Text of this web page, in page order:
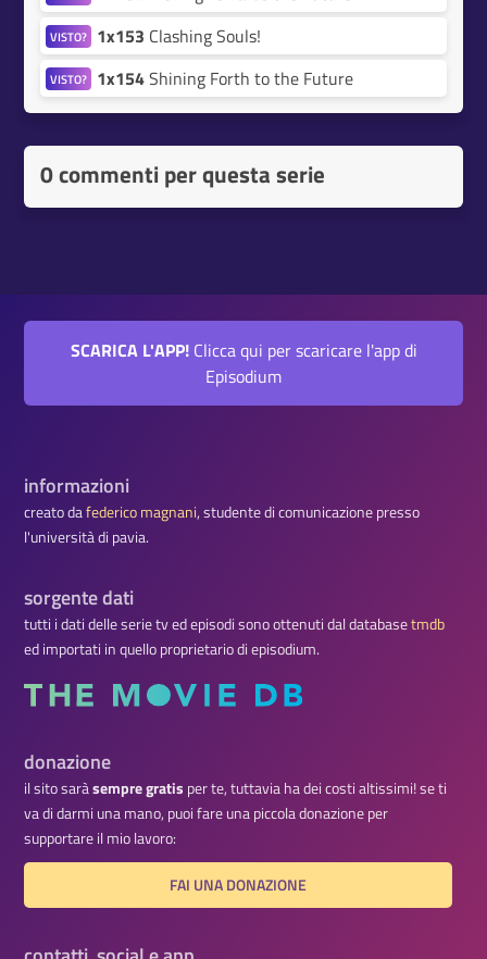
VISTO? 1x153 Clashing Souls!
VISTO? 1x154Shining Forth to the Future
0 commenti per questa serie
SCARICA L'APP!Clicca qui per scaricare l'app di
Episodium
informazioni
creato dafederico magnani, studente di comunicazione presso
l'università di pavia.
sorgente dati
tutti i dati delle serie tv ed episodi sono ottenuti dal databasetmdb
ed importati in quello proprietario di episodium.
donazione
il sito saràsempre gratis per te, tuttavia ha dei costi altissimi! se ti
va di darmi una mano, puoi fare una piccola donazione per
supportare il mio lavoro:
FAI UNA DONAZIONE